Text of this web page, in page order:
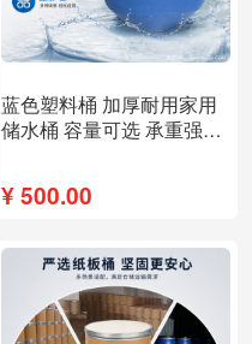
蓝色塑料桶 加厚耐用家用
储水桶 容量可选 承重强防
¥500.00